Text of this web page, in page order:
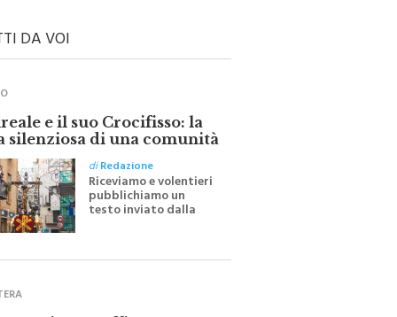
DA VOI
e il suo Crocifisso: la
silenziosa di una comunità
diRedazione
Riceviamo e volentieri
pubblichiamo un
testo inviato dalla
all'indomani della